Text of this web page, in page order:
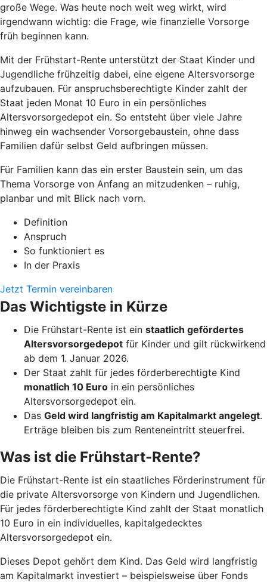
große Wege. Was heute noch weit weg wirkt, wird
irgendwann wichtig: die Frage, wie finanzielle Vorsorge
früh beginnen kann.
Mit der Frühstart-Rente unterstützt der Staat Kinder und
Jugendliche frühzeitig dabei, eine eigene Altersvorsorge
aufzubauen. Für anspruchsberechtigte Kinder zahlt der
Staat jeden Monat 10 Euro in ein persönliches
Altersvorsorgedepot ein. So entsteht über viele Jahre
hinweg ein wachsender Vorsorgebaustein, ohne dass
Familien dafür selbst Geld aufbringen müssen.
Für Familien kann das ein erster Baustein sein, um das
Thema Vorsorge von Anfang an mitzudenken – ruhig,
planbar und mit Blick nach vorn.
Definition
Anspruch
So funktioniert es
In der Praxis
Jetzt Termin vereinbaren
Das Wichtigste in Kürze
Die Frühstart-Rente ist ein staatlich gefördertes
Altersvorsorgedepot für Kinder und gilt rückwirkend
ab dem 1. Januar 2026.
Der Staat zahlt für jedes förderberechtigte Kind
monatlich 10 Euro in ein persönliches
Altersvorsorgedepot ein.
Das Geld wird langfristig am Kapitalmarkt angelegt.
Erträge bleiben bis zum Renteneintritt steuerfrei.
Was ist die Frühstart-Rente?
Die Frühstart-Rente ist ein staatliches Förderinstrument für
die private Altersvorsorge von Kindern und Jugendlichen.
Für jedes förderberechtigte Kind zahlt der Staat monatlich
10 Euro in ein individuelles, kapitalgedecktes
Altersvorsorgedepot ein.
Dieses Depot gehört dem Kind. Das Geld wird langfristig
am Kapitalmarkt investiert – beispielsweise über Fonds